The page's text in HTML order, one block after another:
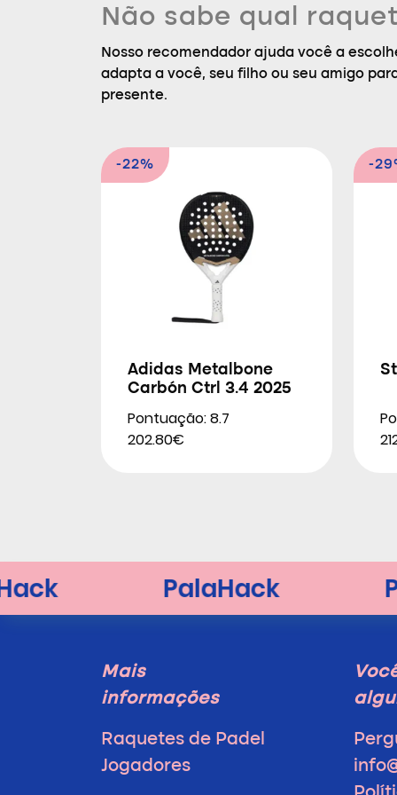
Não sabe qual
Nosso recomendador ajuda você a
adapta a você, seu filho ou seu amigo
presente.
-22%
Adidas Metalbone
Carbón Ctrl 3.4 2025
Pontuação: 8.7
202.80€
-
Mais
informações
Raquetes de Padel
Jogadores